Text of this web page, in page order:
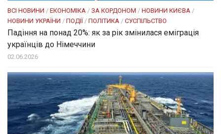
ВСІ НОВИНИ / ЕКОНОМІКА / ЗА КОРДОНОМ / НОВИНИ КИЄВА /
НОВИНИ УКРАЇНИ / ПОДІЇ / ПОЛІТИКА / СУСПІЛЬСТВО
Падіння на понад 20%: як за рік змінилася еміграція
українців до Німеччини
02.06.2026